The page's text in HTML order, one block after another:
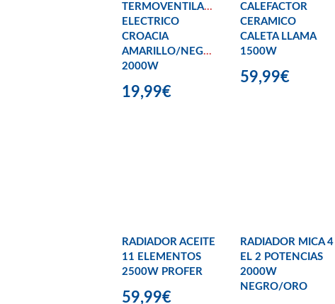
TERMOVENTILADOR
ELECTRICO
CROACIA
AMARILLO/NEGRO
2000W
19,99€
CALEFACTOR
CERAMICO
CALETA LLAMA
1500W
59,99€
RADIADOR ACEITE
11 ELEMENTOS
2500W PROFER
59,99€
RADIADOR MICA 4
EL 2 POTENCIAS
2000W
NEGRO/ORO